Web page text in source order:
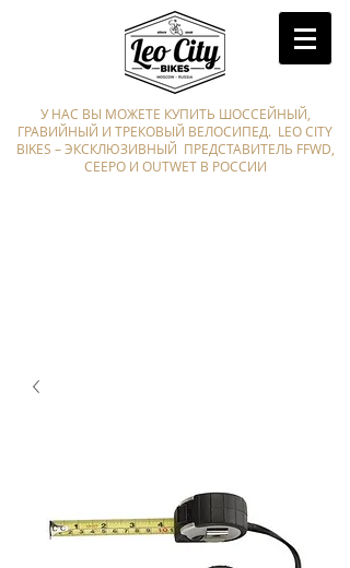
У НАС ВЫ МОЖЕТЕ КУПИТЬ ШОССЕЙНЫЙ,
ГРАВИЙНЫЙ И ТРЕКОВЫЙ ВЕЛОСИПЕД. LEO CITY
BIKES – ЭКСКЛЮЗИВНЫЙ ПРЕДСТАВИТЕЛЬ FFWD,
CEEPO И OUTWET В РОССИИ